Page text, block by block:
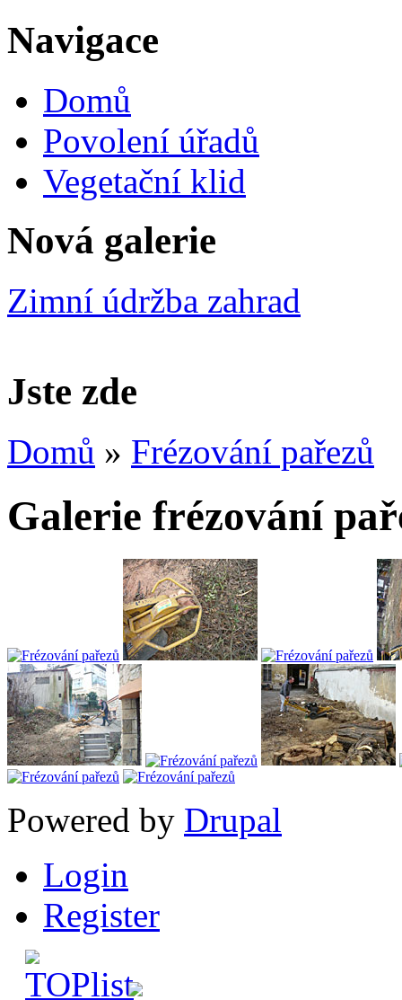
Navigace
Domů
Povolení úřadů
Vegetační klid
Nová galerie
Zimní údržba zahrad
Jste zde
Domů » Frézování pařezů
Galerie frézování
Powered by Drupal
Login
Register